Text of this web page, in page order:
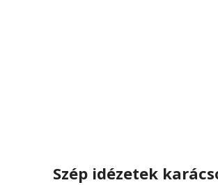
Szép idézetek